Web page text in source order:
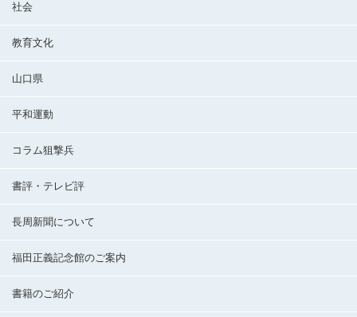
社会
教育文化
山口県
平和運動
コラム狙撃兵
書評・テレビ評
長周新聞について
福田正義記念館のご案内
書籍のご紹介